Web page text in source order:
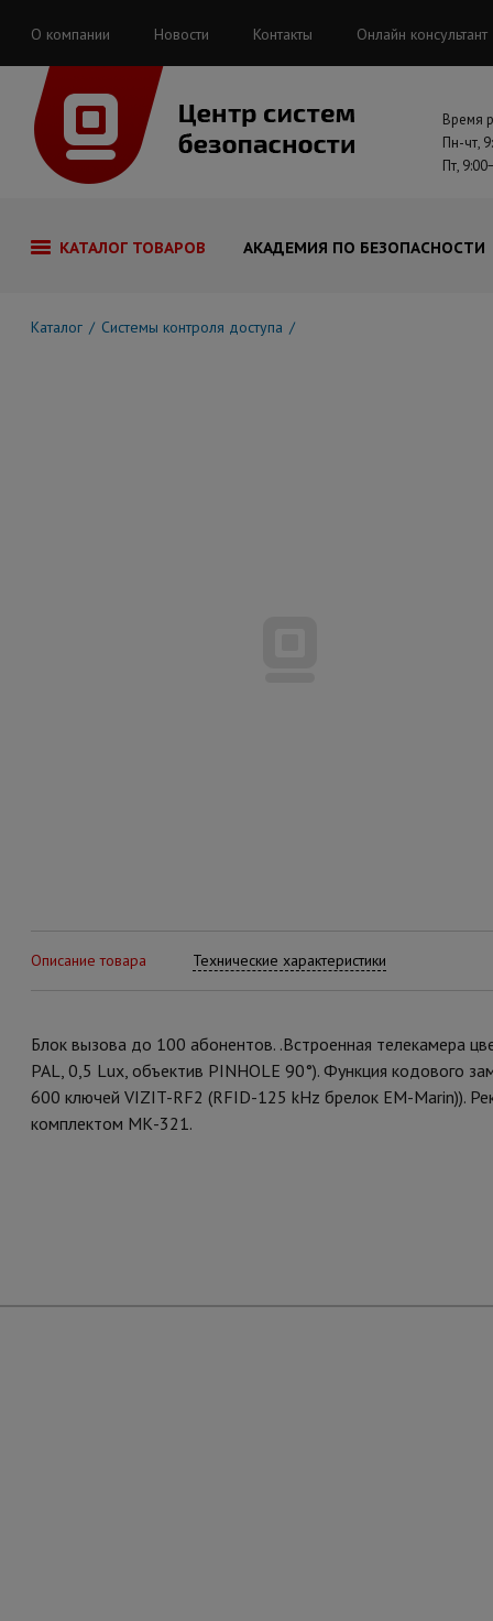
О компании Новости Контакты Онлайн консультант
Время
Пн-чт,
Пт,
КАТАЛОГ ТОВАРОВ АКАДЕМИЯ ПО БЕЗОПАСНОСТИ
Каталог Системы контроля доступа
Описание товара Технические характеристики
Блок вызова до 100 абонентов. .Встроенная телекамера
PAL, 0,5 Lux, объектив PINHOLE 90°). Функция кодового
600 ключей VIZIT-RF2 (RFID-125 kHz брелок EM-Marin)).
комплектом МК-321.